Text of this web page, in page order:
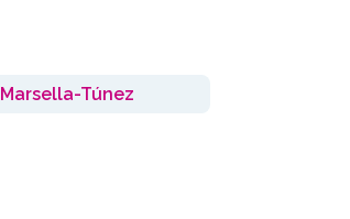
Marsella-Túnez